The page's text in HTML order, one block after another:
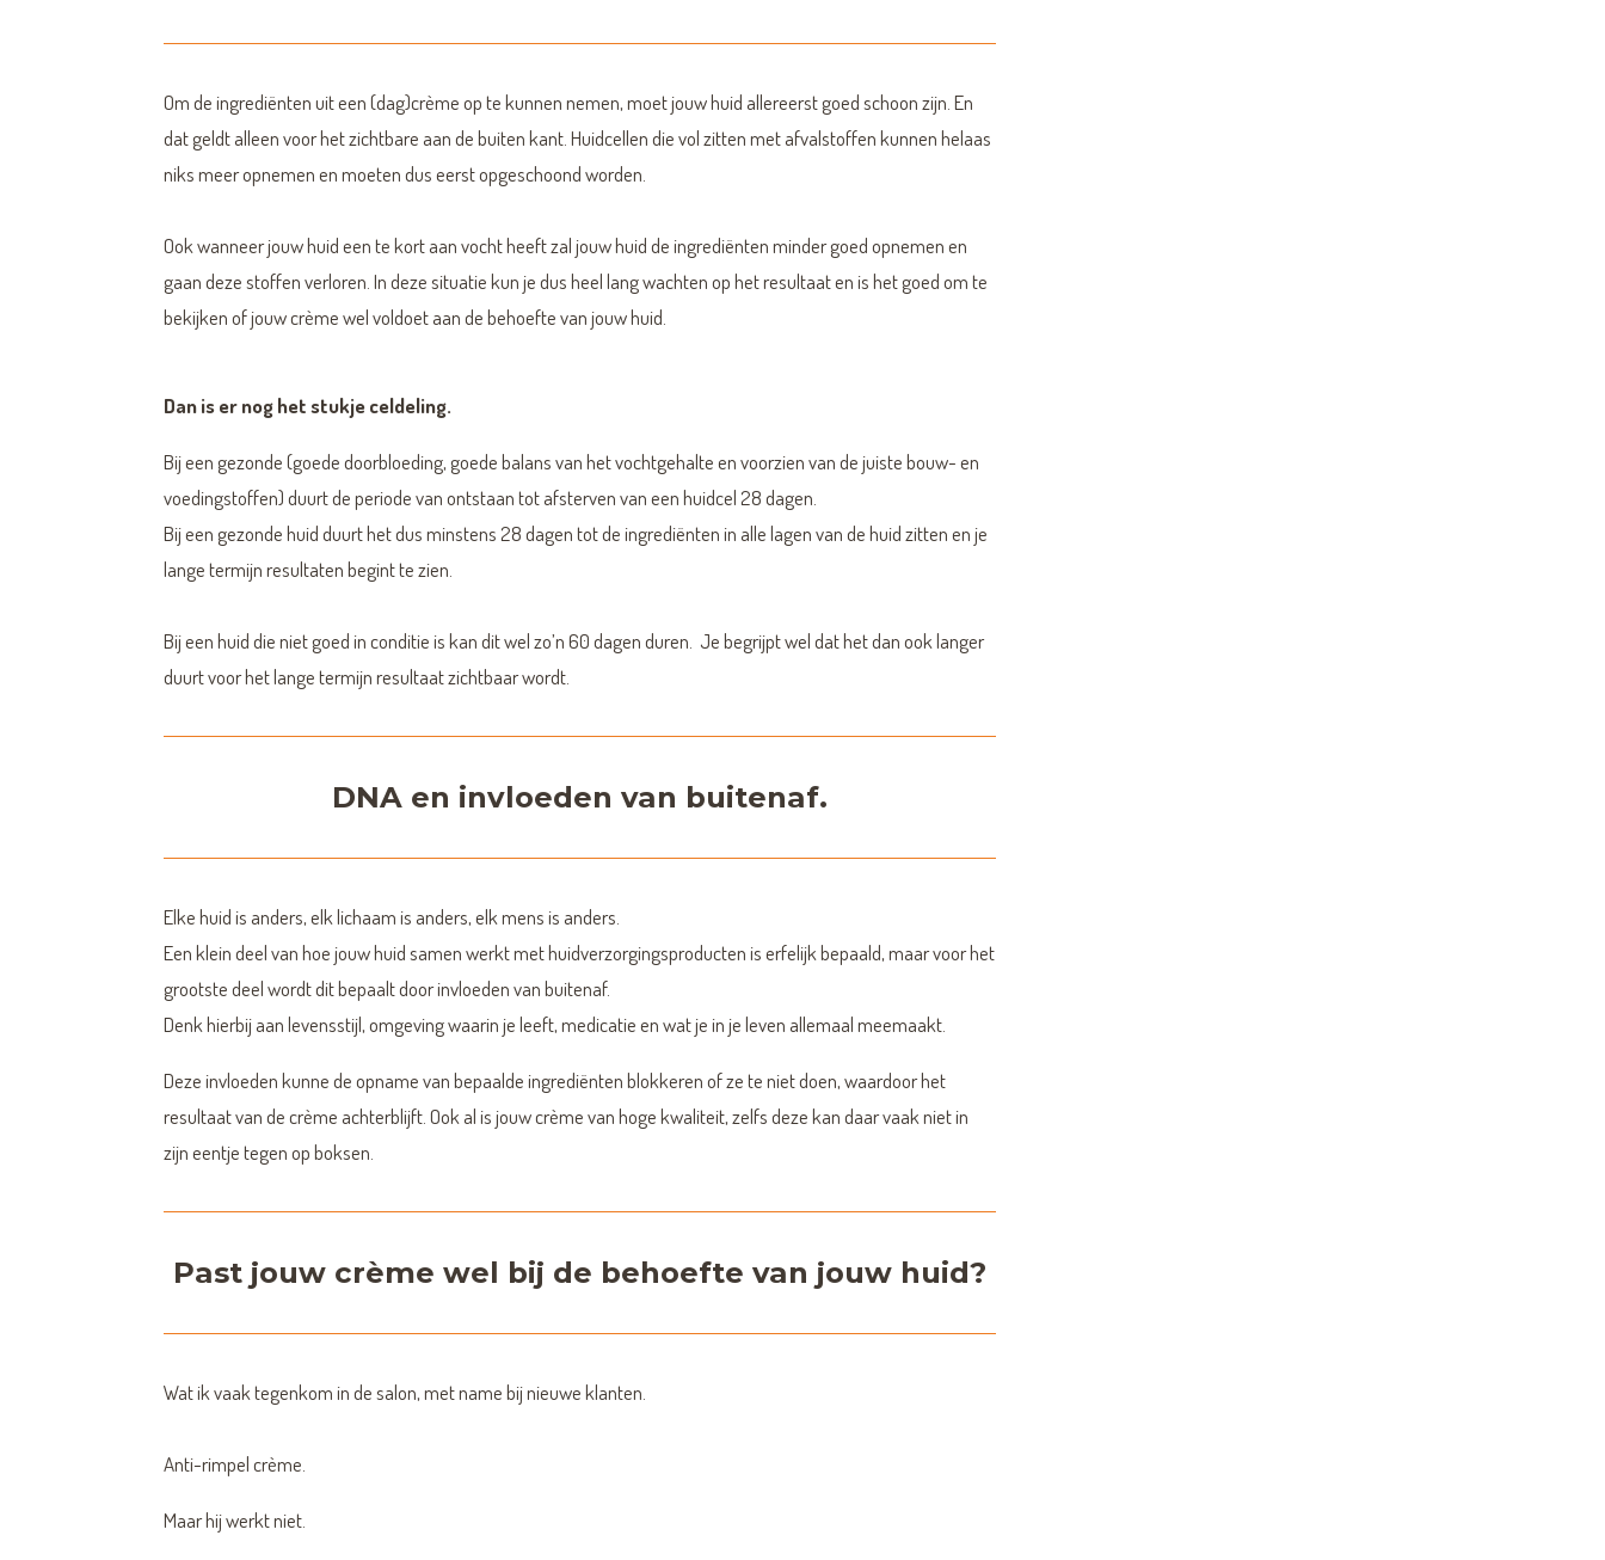
Om de ingrediënten uit een (dag)crème op te kunnen nemen, moet jouw huid allereerst goed schoon zijn. En
dat geldt alleen voor het zichtbare aan de buiten kant. Huidcellen die vol zitten met afvalstoffen kunnen helaas
niks meer opnemen en moeten dus eerst opgeschoond worden.
Ook wanneer jouw huid een te kort aan vocht heeft zal jouw huid de ingrediënten minder goed opnemen en
gaan deze stoffen verloren. In deze situatie kun je dus heel lang wachten op het resultaat en is het goed om te
bekijken of jouw crème wel voldoet aan de behoefte van jouw huid.
Dan is er nog het stukje celdeling.
Bij een gezonde (goede doorbloeding, goede balans van het vochtgehalte en voorzien van de juiste bouw- en
voedingstoffen) duurt de periode van ontstaan tot afsterven van een huidcel 28 dagen.
Bij een gezonde huid duurt het dus minstens 28 dagen tot de ingrediënten in alle lagen van de huid zitten en je
lange termijn resultaten begint te zien.
Bij een huid die niet goed in conditie is kan dit wel zo’n 60 dagen duren. Je begrijpt wel dat het dan ook langer
duurt voor het lange termijn resultaat zichtbaar wordt.
DNA en invloeden van buitenaf.
Elke huid is anders, elk lichaam is anders, elk mens is anders.
Een klein deel van hoe jouw huid samen werkt met huidverzorgingsproducten is erfelijk bepaald, maar voor het
grootste deel wordt dit bepaalt door invloeden van buitenaf.
Denk hierbij aan levensstijl, omgeving waarin je leeft, medicatie en wat je in je leven allemaal meemaakt.
Deze invloeden kunne de opname van bepaalde ingrediënten blokkeren of ze te niet doen, waardoor het
resultaat van de crème achterblijft. Ook al is jouw crème van hoge kwaliteit, zelfs deze kan daar vaak niet in
zijn eentje tegen op boksen.
Past jouw crème wel bij de behoefte van jouw huid?
Wat ik vaak tegenkom in de salon, met name bij nieuwe klanten.
Anti-rimpel crème.
Maar hij werkt niet.